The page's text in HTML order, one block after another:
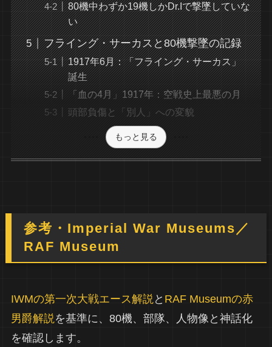
80機中わずか19機しかDr.Iで撃墜していな
い
フライング・サーカスと80機撃墜の記録
1917年6月：「フライング・サーカス」
誕生
「血の4月」1917年：空戦史上最悪の月
頭部負傷と「別人」への変貌
もっと見る
参考・Imperial War Museums／
RAF Museum
IWMの第一次大戦エース解説 と RAF Museumの赤
男爵解説 を基準に、80機、部隊、人物像と神話化
を確認します。